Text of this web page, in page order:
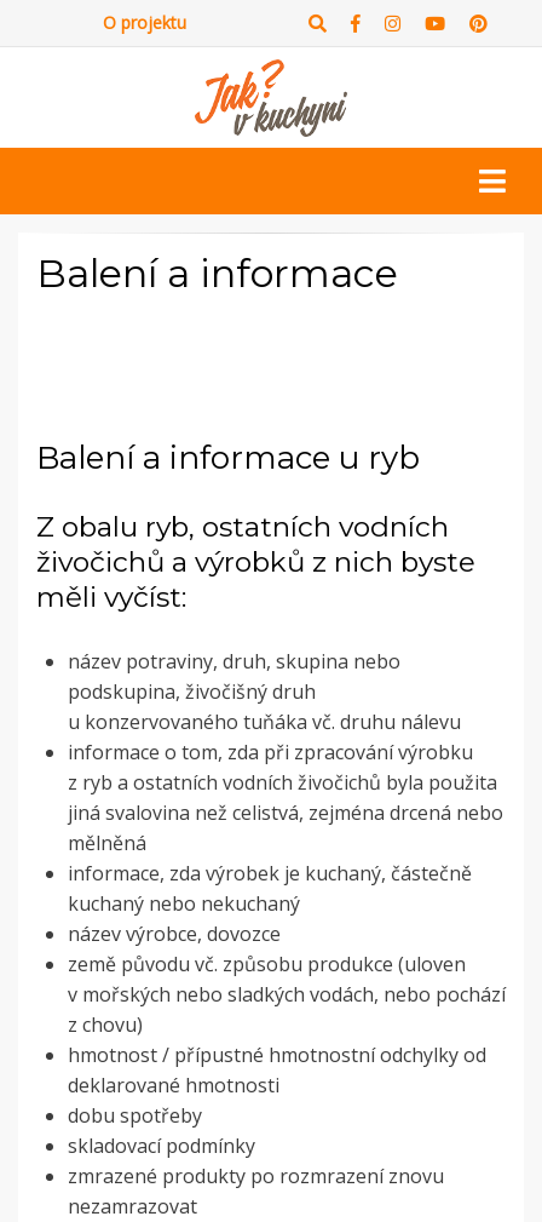
O projektu
Balení a informace
Balení a informace u ryb
Z obalu ryb, ostatních vodních
živočichů a výrobků z nich byste
měli vyčíst:
název potraviny, druh, skupina nebo
podskupina, živočišný druh
u konzervovaného tuňáka vč. druhu nálevu
informace o tom, zda při zpracování výrobku
z ryb a ostatních vodních živočichů byla použita
jiná svalovina než celistvá, zejména drcená nebo
mělněná
informace, zda výrobek je kuchaný, částečně
kuchaný nebo nekuchaný
název výrobce, dovozce
země původu vč. způsobu produkce (uloven
v mořských nebo sladkých vodách, nebo pochází
z chovu)
hmotnost / přípustné hmotnostní odchylky od
deklarované hmotnosti
dobu spotřeby
skladovací podmínky
zmrazené produkty po rozmrazení znovu
nezamrazovat